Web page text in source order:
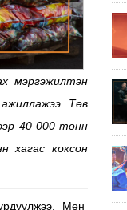
мэргэжилтэн
Төв
40 000 тонн
хагас коксон
Мөн